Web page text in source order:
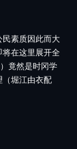
民素质因此而大
在这里展开全
竟然是时冈学
堀江由衣配